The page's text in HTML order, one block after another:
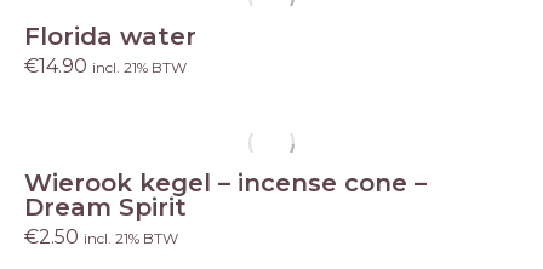
Florida water
€14.90 incl. 21% BTW
Wierook kegel – incense cone –
Dream Spirit
€2.50 incl. 21% BTW